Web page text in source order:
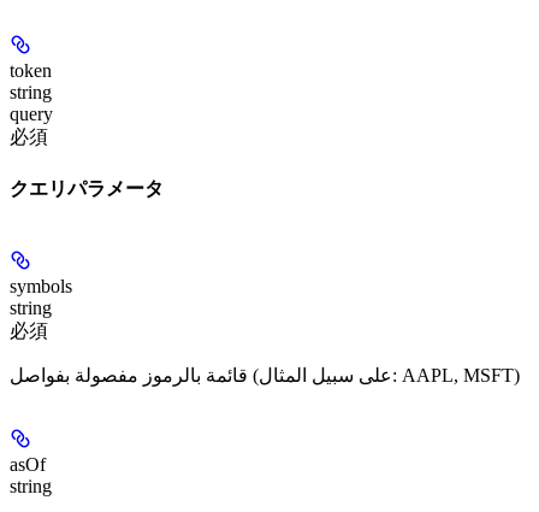
token
string
query
必須
クエリパラメータ
symbols
string
必須
قائمة بالرموز مفصولة بفواصل (على سبيل المثال: AAPL, MSFT)
asOf
string